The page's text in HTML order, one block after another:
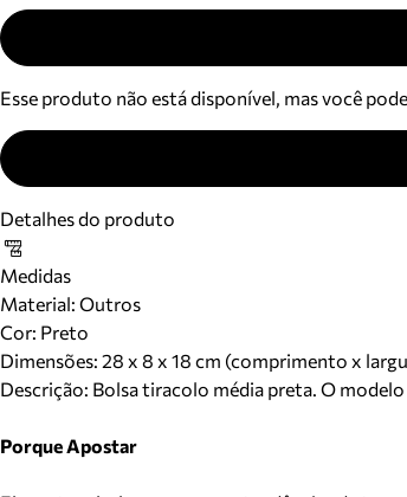
Esse produto não está disponível, mas você pode
Detalhes do produto
Medidas
Material: Outros
Cor: Preto
Dimensões: 28 x 8 x 18 cm (comprimento x
Descrição: Bolsa tiracolo média preta. O
Porque Apostar